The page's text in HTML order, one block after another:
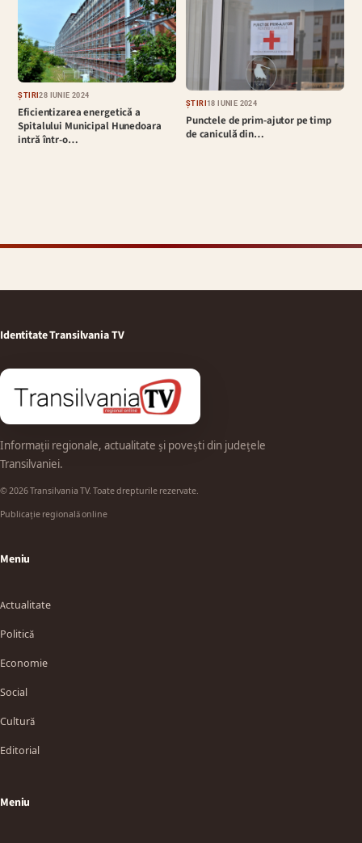
ȘTIRI28 IUNIE 2024
Eficientizarea energetică a
Spitalului Municipal Hunedoara
intră într-o…
ȘTIRI18 IUNIE 2024
Punctele de prim-ajutor pe timp
de caniculă din…
Identitate Transilvania TV
Informații regionale, actualitate și povești din județele
Transilvaniei.
© 2026 Transilvania TV. Toate drepturile rezervate.
Publicație regională online
Meniu
Actualitate
Politică
Economie
Social
Cultură
Editorial
Meniu